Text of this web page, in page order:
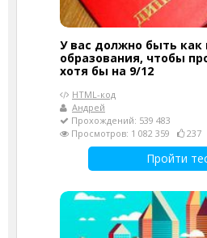
У вас должно быть
образования, чтобы
хотя бы на 9/12
HTML-код
Андрей
Прохождений: 539 483
Просмотров: 1 082 359
237
Пройти